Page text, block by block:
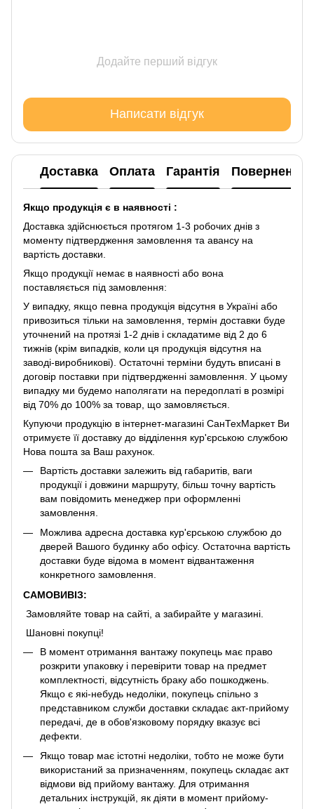
Додайте перший відгук
Написати відгук
Доставка Оплата Гарантія Повернення
Якщо продукція є в наявності :
Доставка здійснюється протягом 1-3 робочих днів з
моменту підтвердження замовлення та авансу на
вартість доставки.
Якщо продукції немає в наявності або вона
поставляється під замовлення:
У випадку, якщо певна продукція відсутня в Україні або
привозиться тільки на замовлення, термін доставки буде
уточнений на протязі 1-2 днів і складатиме від 2 до 6
тижнів (крім випадків, коли ця продукція відсутня на
заводі-виробникові). Остаточні терміни будуть вписані в
договір поставки при підтвердженні замовлення. У цьому
випадку ми будемо наполягати на передоплаті в розмірі
від 70% до 100% за товар, що замовляється.
Купуючи продукцію в інтернет-магазині СанТехМаркет Ви
отримуєте її доставку до відділення кур'єрською службою
Нова пошта за Ваш рахунок.
Вартість доставки залежить від габаритів, ваги
продукції і довжини маршруту, більш точну вартість
вам повідомить менеджер при оформленні
замовлення.
Можлива адресна доставка кур'єрською службою до
дверей Вашого будинку або офісу. Остаточна вартість
доставки буде відома в момент відвантаження
конкретного замовлення.
САМОВИВІЗ:
Замовляйте товар на сайті, а забирайте у магазині.
Шановні покупці!
В момент отримання вантажу покупець має право
розкрити упаковку і перевірити товар на предмет
комплектності, відсутність браку або пошкоджень.
Якщо є які-небудь недоліки, покупець спільно з
представником служби доставки складає акт-прийому
передачі, де в обов'язковому порядку вказує всі
дефекти.
Якщо товар має істотні недоліки, тобто не може бути
використаний за призначенням, покупець складає акт
відмови від прийому вантажу. Для отримання
детальних інструкцій, як діяти в момент прийому-